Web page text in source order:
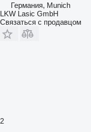
Германия, Munich
LKW Lasic GmbH
Связаться с продавцом
2